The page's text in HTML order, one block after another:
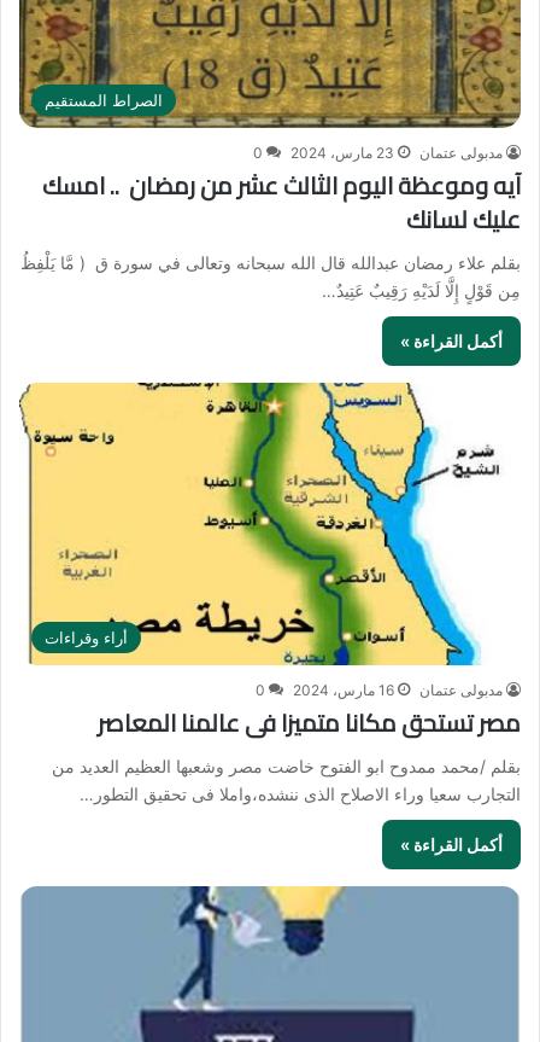
الصراط المستقيم
مدبولى عتمان 23 مارس، 2024 0
آيه وموعظة اليوم الثالث عشر من رمضان .. امسك
عليك لسانك
بقلم علاء رمضان عبدالله قال الله سبحانه وتعالى في سورة ق ( مَّا يَلْفِظُ
مِن قَوْلٍ إِلَّا لَدَيْهِ رَقِيبٌ عَتِيدٌ…
أكمل القراءة »
أراء وقراءات
مدبولى عتمان 16 مارس، 2024 0
مصر تستحق مكانا متميزا فى عالمنا المعاصر
بقلم /محمد ممدوح ابو الفتوح خاضت مصر وشعبها العظيم العديد من
التجارب سعيا وراء الاصلاح الذى ننشده،واملا فى تحقيق التطور…
أكمل القراءة »